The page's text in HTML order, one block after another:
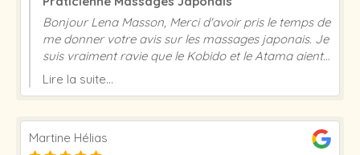
Bonjour Lena Masson, Merci d'avoir pris le temps de
me donner votre avis sur les massages japonais. Je
suis vraiment ravie que le Kobido et le Atama aient
répondu à toutes vos attentes. Merci beaucoup ! A
Lire la suite...
Martine Hélias